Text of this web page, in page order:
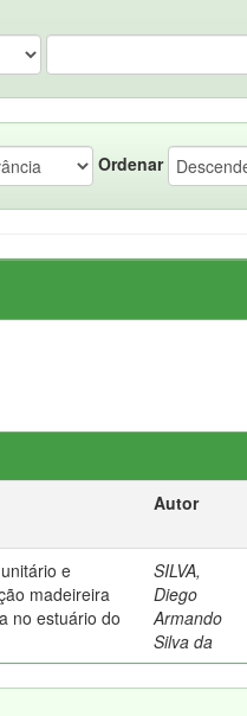
Ordenar
Autor
e
madeireira
no estuário do
SILVA,
Diego
Armando
Silva da